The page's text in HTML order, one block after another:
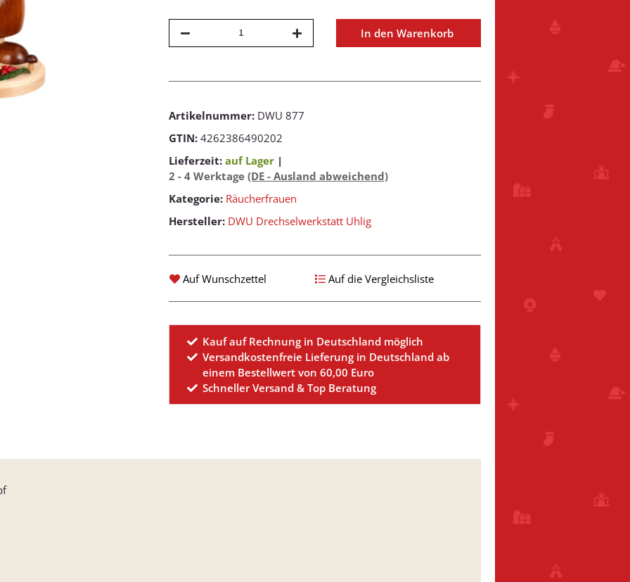
In den Warenkorb
Artikelnummer: DWU 877
GTIN: 4262386490202
Lieferzeit: auf Lager |
2 - 4 Werktage (DE - Ausland abweichend)
Kategorie: Räucherfrauen
Hersteller: DWU Drechselwerkstatt Uhlig
Auf Wunschzettel Auf die Vergleichsliste
Kauf auf Rechnung in Deutschland möglich
Versandkostenfreie Lieferung in Deutschland ab
einem Bestellwert von 60,00 Euro
Schneller Versand & Top Beratung